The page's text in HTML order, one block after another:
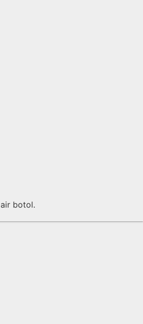
botol.